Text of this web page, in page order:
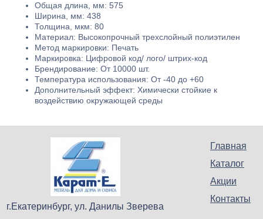
Общая длина, мм: 575
Ширина, мм: 438
Толщина, мкм: 80
Материал: Высокопрочный трехслойный полиэтилен
Метод маркировки: Печать
Маркировка: Цифровой код/ лого/ штрих-код
Брендирование: От 10000 шт.
Температура использования: От -40 до +60
Дополнительный эффект: Химически стойкие к
воздействию окружающей среды
Главная
Каталог
Акции
Контакты
г.Екатеринбург, ул. Данилы Зверева